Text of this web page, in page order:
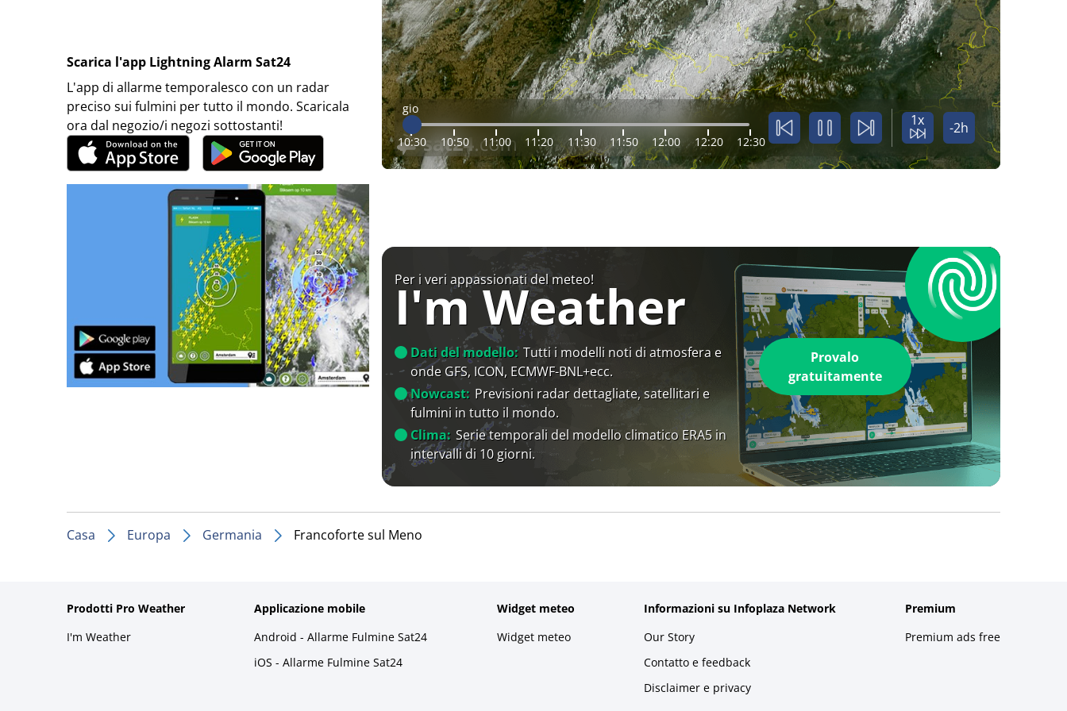
Scarica l'app Lightning Alarm Sat24
L'app di allarme temporalesco con un radar
preciso sui fulmini per tutto il mondo. Scaricala
ora dal negozio/i negozi sottostanti!
gio
10:30 10:50 11:00 11:20 11:30 11:50 12:00 12:20 12:30
1x -2h
Per i veri appassionati del meteo!
I'm Weather
Dati del modello: Tutti i modelli noti di atmosfera e
onde GFS, ICON, ECMWF-BNL+ecc.
Nowcast: Previsioni radar dettagliate, satellitari e
fulmini in tutto il mondo.
Clima: Serie temporali del modello climatico ERA5 in
intervalli di 10 giorni.
Provalo
gratuitamente
Casa Europa Germania Francoforte sul Meno
Prodotti Pro Weather
I'm Weather
Applicazione mobile
Android - Allarme Fulmine Sat24
iOS - Allarme Fulmine Sat24
Widget meteo
Widget meteo
Informazioni su Infoplaza Network
Our Story
Contatto e feedback
Disclaimer e privacy
Premium
Premium ads free